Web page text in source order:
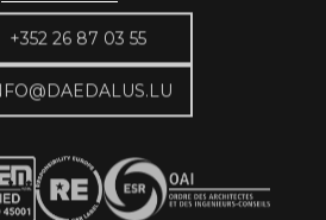
+352 26 87 03 55